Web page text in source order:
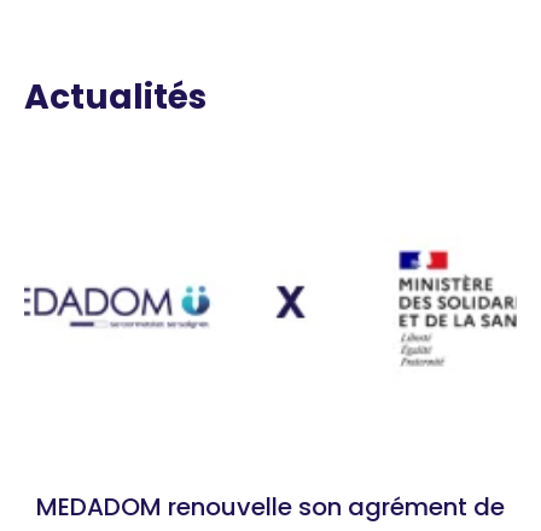
Actualités
MEDADOM renouvelle son agrément de